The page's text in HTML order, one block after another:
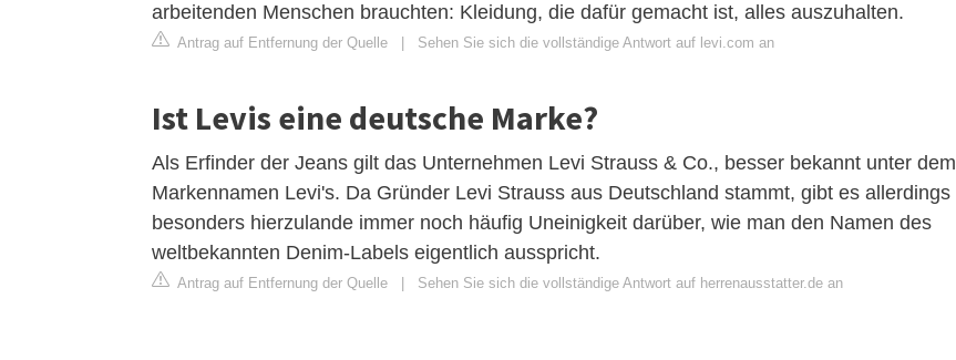
arbeitenden Menschen brauchten: Kleidung, die dafür gemacht ist, alles auszuhalten.
Antrag auf Entfernung der Quelle Sehen Sie sich die vollständige Antwort auf levi.com an
Ist Levis eine deutsche Marke?
Als Erfinder der Jeans gilt das Unternehmen Levi Strauss & Co., besser bekannt unter dem
Markennamen Levi's. Da Gründer Levi Strauss aus Deutschland stammt, gibt es allerdings
besonders hierzulande immer noch häufig Uneinigkeit darüber, wie man den Namen des
weltbekannten Denim-Labels eigentlich ausspricht.
Antrag auf Entfernung der Quelle Sehen Sie sich die vollständige Antwort auf herrenausstatter.de an